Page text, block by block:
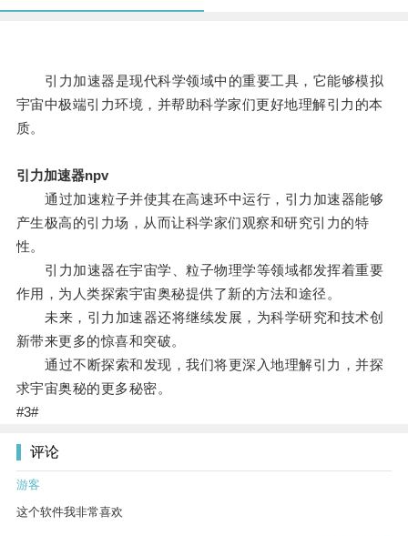
引力加速器是现代科学领域中的重要工具，它能够模拟
宇宙中极端引力环境，并帮助科学家们更好地理解引力的本
质。
引力加速器npv
通过加速粒子并使其在高速环中运行，引力加速器能够
产生极高的引力场，从而让科学家们观察和研究引力的特
性。
引力加速器在宇宙学、粒子物理学等领域都发挥着重要
作用，为人类探索宇宙奥秘提供了新的方法和途径。
未来，引力加速器还将继续发展，为科学研究和技术创
新带来更多的惊喜和突破。
通过不断探索和发现，我们将更深入地理解引力，并探
求宇宙奥秘的更多秘密。
#3#
评论
游客
这个软件我非常喜欢